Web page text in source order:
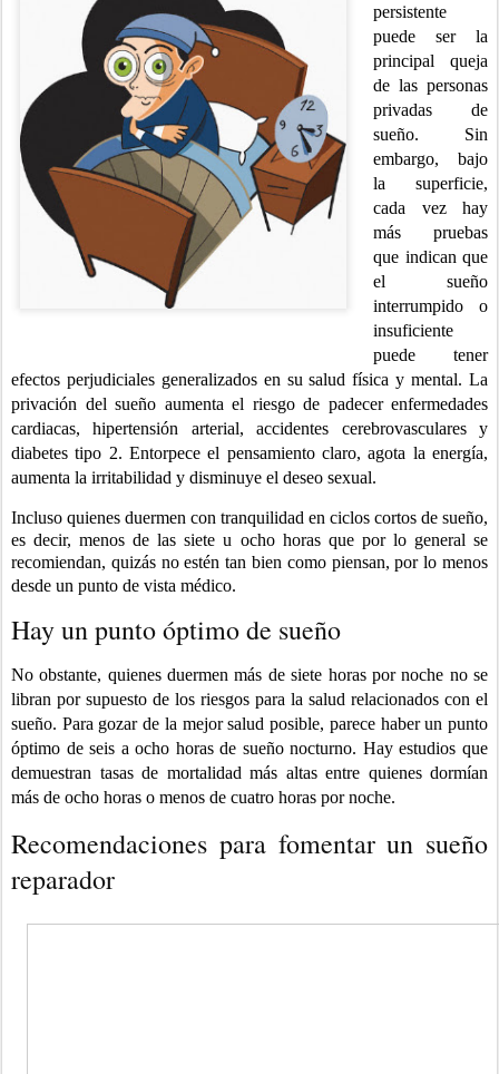
persistente
puede ser la
principal queja
de las personas
privadas de
sueño. Sin
embargo, bajo
la superficie,
cada vez hay
más pruebas
que indican que
el sueño
interrumpido o
insuficiente
puede tener
efectos perjudiciales generalizados en su salud física y mental. La
privación del sueño aumenta el riesgo de padecer enfermedades
cardiacas, hipertensión arterial, accidentes cerebrovasculares y
diabetes tipo 2. Entorpece el pensamiento claro, agota la energía,
aumenta la irritabilidad y disminuye el deseo sexual.
Incluso quienes duermen con tranquilidad en ciclos cortos de sueño,
es decir, menos de las siete u ocho horas que por lo general se
recomiendan, quizás no estén tan bien como piensan, por lo menos
desde un punto de vista médico.
Hay un punto óptimo de sueño
No obstante, quienes duermen más de siete horas por noche no se
libran por supuesto de los riesgos para la salud relacionados con el
sueño. Para gozar de la mejor salud posible, parece haber un punto
óptimo de seis a ocho horas de sueño nocturno. Hay estudios que
demuestran tasas de mortalidad más altas entre quienes dormían
más de ocho horas o menos de cuatro horas por noche.
Recomendaciones para fomentar un sueño
reparador